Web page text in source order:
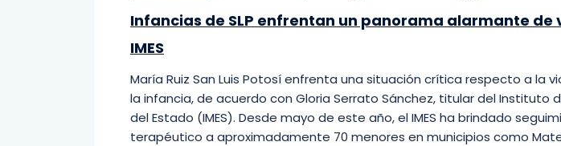
Infancias de SLP enfrentan un panorama alarmante de
IMES
María Ruiz San Luis Potosí enfrenta una situación crítica respecto a la
la infancia, de acuerdo con Gloria Serrato Sánchez, titular del Instituto
del Estado (IMES). Desde mayo de este año, el IMES ha brindado
terapéutico a aproximadamente 70 menores en municipios como